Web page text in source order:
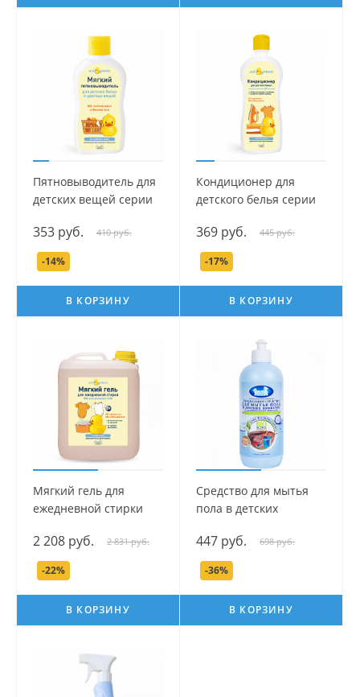
Пятновыводитель для
детских вещей серии
353 руб. 410 руб.
-14%
В КОРЗИНУ
Кондиционер для
детского белья серии
369 руб. 445 руб.
-17%
В КОРЗИНУ
Мягкий гель для
ежедневной стирки
2 208 руб. 2 831 руб.
-22%
В КОРЗИНУ
Средство для мытья
пола в детских
Мама, 500 мл.
447 руб. 698 руб.
-36%
В КОРЗИНУ